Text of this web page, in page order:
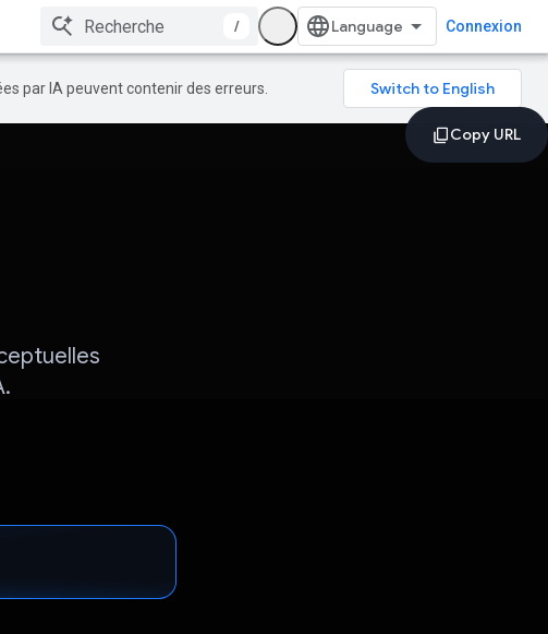
/ Connexion
par IA peuvent contenir des erreurs.